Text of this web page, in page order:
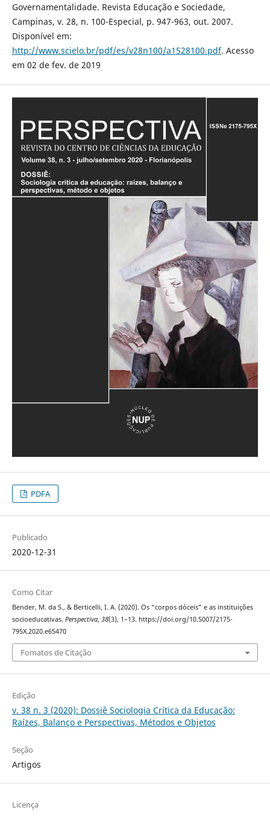
Governamentalidade. Revista Educação e Sociedade,
Campinas, v. 28, n. 100-Especial, p. 947-963, out. 2007.
Disponível em:
http://www.scielo.br/pdf/es/v28n100/a1528100.pdf. Acesso
em 02 de fev. de 2019
PDFA
Publicado
2020-12-31
Como Citar
Bender, M. da S., & Berticelli, I. A. (2020). Os “corpos dóceis” e as instituições
socioeducativas. Perspectiva, 38(3), 1–13. https://doi.org/10.5007/2175-
795X.2020.e65470
Fomatos de Citação
Edição
v. 38 n. 3 (2020): Dossiê Sociologia Crítica da Educação:
Raízes, Balanço e Perspectivas, Métodos e Objetos
Seção
Artigos
Licença